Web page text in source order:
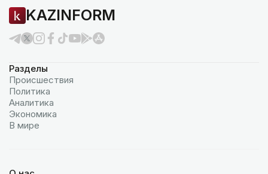
KAZINFORM
Разделы
Происшествия
Политика
Аналитика
Экономика
В мире